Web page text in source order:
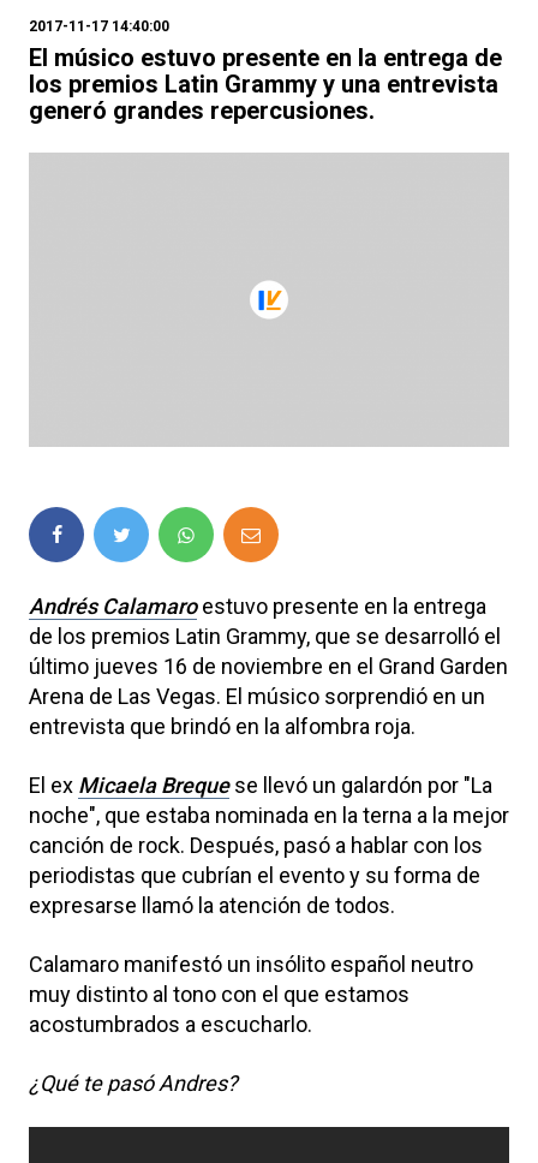
2017-11-17 14:40:00
El músico estuvo presente en la entrega de
los premios Latin Grammy y una entrevista
generó grandes repercusiones.
Andrés Calamaroestuvo presente en la entrega
de los premios Latin Grammy, que se desarrolló el
último jueves 16 de noviembre en el Grand Garden
Arena de Las Vegas. El músico sorprendió en un
entrevista que brindó en la alfombra roja.
El ex Micaela Brequese llevó un galardón por "La
noche", que estaba nominada en la terna a la mejor
canción de rock. Después, pasó a hablar con los
periodistas que cubrían el evento y su forma de
expresarse llamó la atención de todos.
Calamaro manifestó un insólito español neutro
muy distinto al tono con el que estamos
acostumbrados a escucharlo.
¿Qué te pasó Andres?